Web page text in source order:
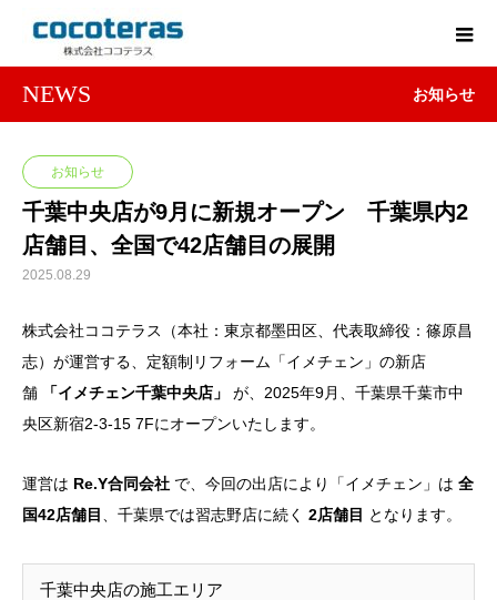
NEWS お知らせ
お知らせ
千葉中央店が9月に新規オープン 千葉県内2
店舗目、全国で42店舗目の展開
2025.08.29
株式会社ココテラス（本社：東京都墨田区、代表取締役：篠原昌
志）が運営する、定額制リフォーム「イメチェン」の新店
舗
「イメチェン千葉中央店」
が、2025年9月、千葉県千葉市中
央区新宿2-3-15 7Fにオープンいたします。
運営は Re.Y合同会社 で、今回の出店により「イメチェン」は 全
国42店舗目
、千葉県では習志野店に続く 2店舗目 となります。
千葉中央店の施工エリア